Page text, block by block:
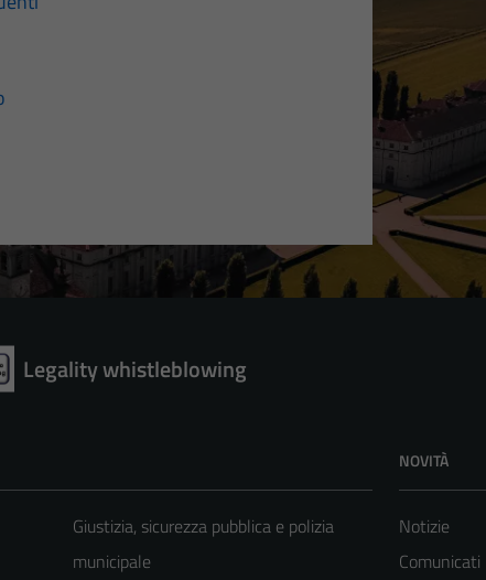
Legality whistleblowing
Giustizia, sicurezza pubblica e polizia
municipale
NOVITÀ
Notizie
Comunicati